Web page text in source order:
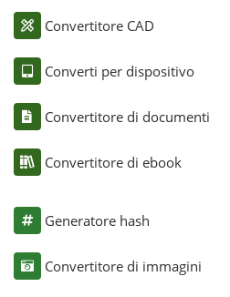
Convertitore CAD
Converti per dispositivo
Convertitore di documenti
Convertitore di ebook
Generatore hash
Convertitore di immagini